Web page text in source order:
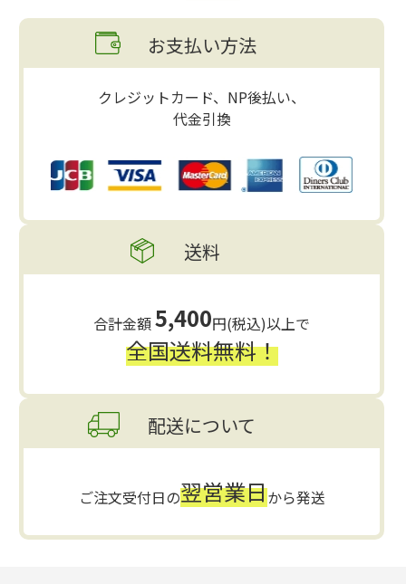
お支払い方法
クレジットカード、NP後払い、
代金引換
送料
合計金額5,400円(税込)以上で
全国送料無料！
配送について
ご注文受付日の翌営業日から発送